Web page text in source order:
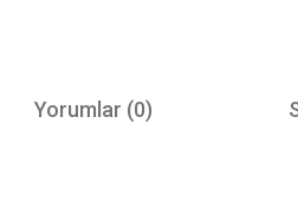
Yorumlar (0)